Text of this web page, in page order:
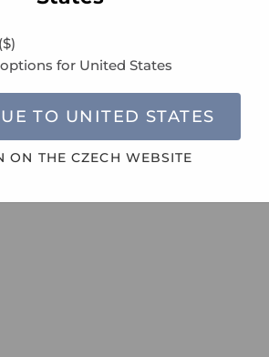
$)
for United States
TO UNITED STATES
ON THECZECH WEBSITE